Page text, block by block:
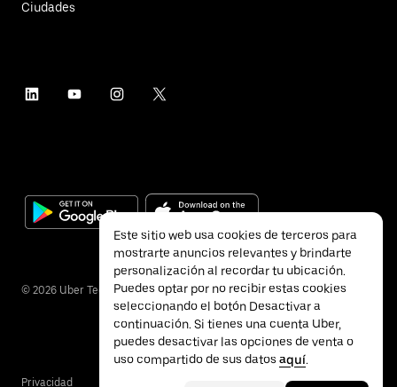
Ciudades
© 2026 Uber Technologies Inc.
Privacidad
Este sitio web usa cookies de terceros para
mostrarte anuncios relevantes y brindarte
personalización al recordar tu ubicación.
Puedes optar por no recibir estas cookies
seleccionando el botón Desactivar a
continuación. Si tienes una cuenta Uber,
puedes desactivar las opciones de venta o
uso compartido de sus datos aquí.